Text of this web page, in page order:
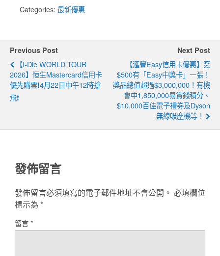
Categories: 最新優惠
Previous Post
【i-Dle WORLD TOUR
2026】恒生Mastercard信用卡
優先購票❗4月22日中午12時搶
飛❗
Next Post
【滙豐easy信用卡優惠】簽
$500有「easy中獎卡」一張！
獎品總值超過$3,000,000！有機
會中1,850,000易賞錢積分、
$10,000百佳電子禮券及Dyson
無線吸塵機等！
發佈留言
發佈留言必須填寫的電子郵件地址不會公開。 必填欄位
標示為 *
留言*